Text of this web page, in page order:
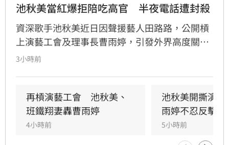
池秋美當紅爆拒陪吃高官　半夜電話遭封殺
資深歌手池秋美近日因聲援藝人田路路，公開槓
上演藝工會及理事長曹雨婷，引發外界高度關
注。池秋美過去曾以《小風帆》一曲紅遍大街小
發她通告就會斷手斷腳，導致演藝事業一落千
丈，從一週七天通告的當紅歌手淪為過往雲煙。
3小時前
再槓演藝工會　池秋美、
班鐵翔妻轟曹雨婷
4小時前
池秋美開撕演
雨婷不忍反擊了
5小時前